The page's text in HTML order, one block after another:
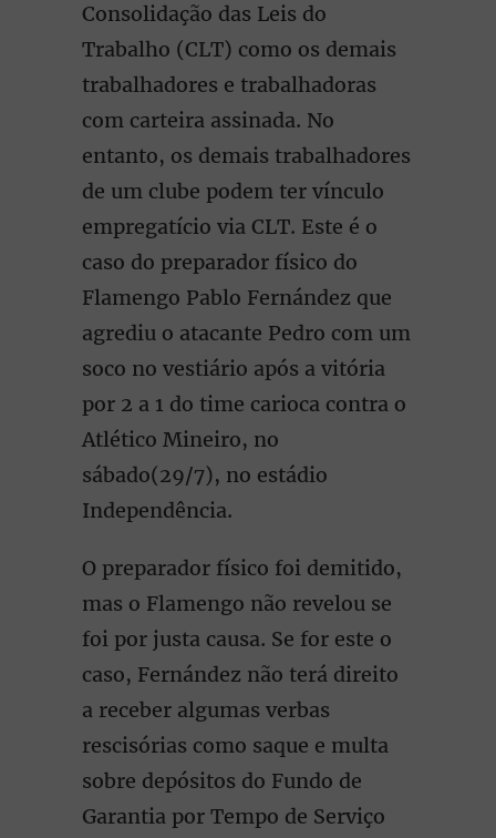
Consolidação das Leis do
Trabalho (CLT) como os demais
trabalhadores e trabalhadoras
com carteira assinada. No
entanto, os demais trabalhadores
de um clube podem ter vínculo
empregatício via CLT. Este é o
caso do preparador físico do
Flamengo Pablo Fernández que
agrediu o atacante Pedro com um
soco no vestiário após a vitória
por 2 a 1 do time carioca contra o
Atlético Mineiro, no
sábado(29/7), no estádio
Independência.
O preparador físico foi demitido,
mas o Flamengo não revelou se
foi por justa causa. Se for este o
caso, Fernández não terá direito
a receber algumas verbas
rescisórias como saque e multa
sobre depósitos do Fundo de
Garantia por Tempo de Serviço